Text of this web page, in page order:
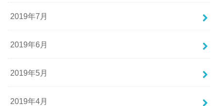
2019年7月
2019年6月
2019年5月
2019年4月